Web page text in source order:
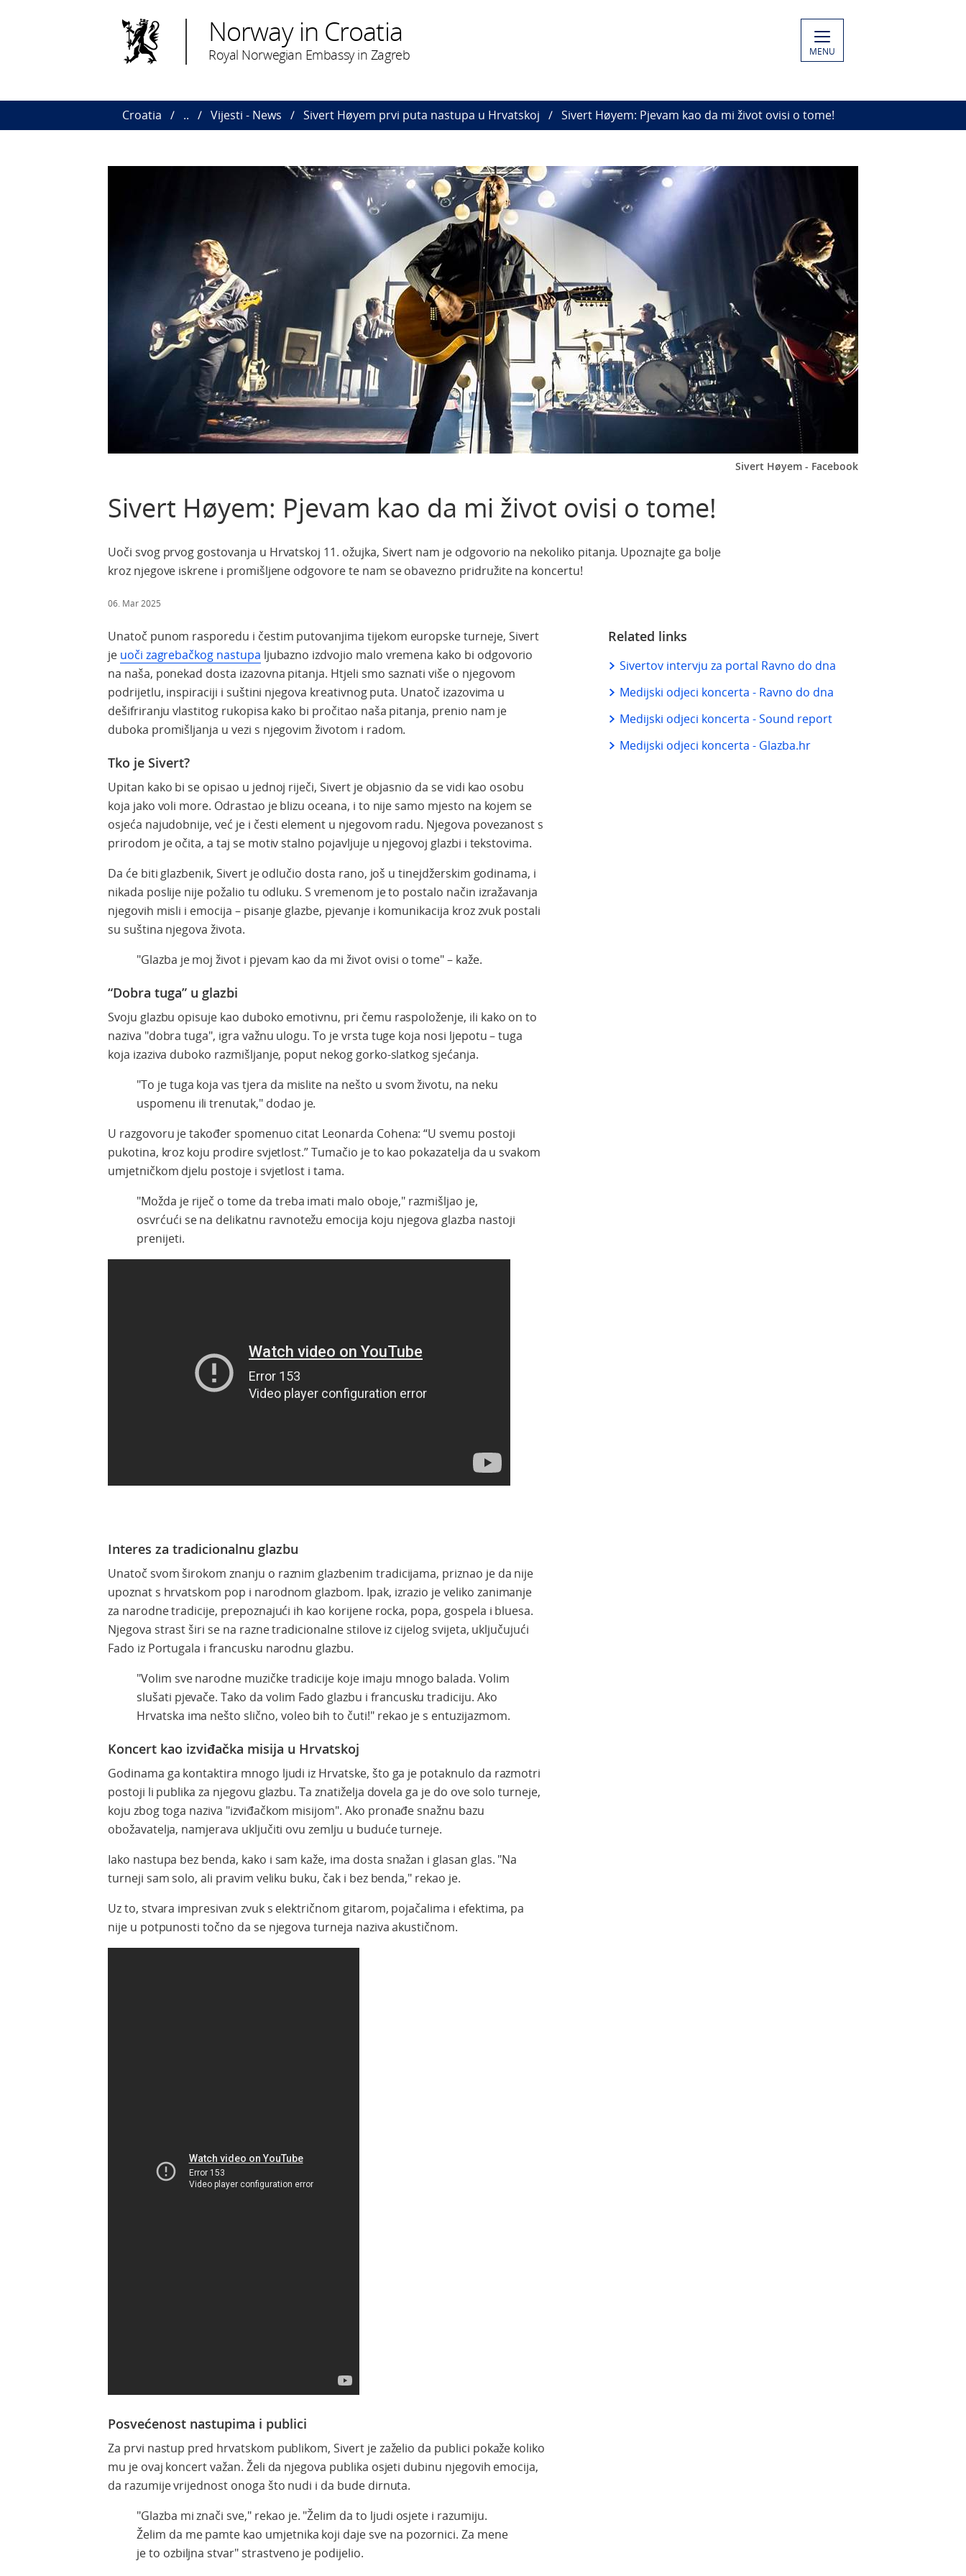
Norway in Croatia
Royal Norwegian Embassy in Zagreb MENU
Croatia .. Vijesti - News Sivert Høyem prvi puta nastupa u Hrvatskoj Sivert Høyem: Pjevam kao da mi život ovisi o tome!
Sivert Høyem - Facebook
Sivert Høyem: Pjevam kao da mi život ovisi o tome!
Uoči svog prvog gostovanja u Hrvatskoj 11. ožujka, Sivert nam je odgovorio na nekoliko pitanja. Upoznajte ga bolje
kroz njegove iskrene i promišljene odgovore te nam se obavezno pridružite na koncertu!
06. Mar 2025
Unatoč punom rasporedu i čestim putovanjima tijekom europske turneje, Sivert
je uoči zagrebačkog nastupa ljubazno izdvojio malo vremena kako bi odgovorio
na naša, ponekad dosta izazovna pitanja. Htjeli smo saznati više o njegovom
podrijetlu, inspiraciji i suštini njegova kreativnog puta. Unatoč izazovima u
dešifriranju vlastitog rukopisa kako bi pročitao naša pitanja, prenio nam je
duboka promišljanja u vezi s njegovim životom i radom.
Tko je Sivert?
Upitan kako bi se opisao u jednoj riječi, Sivert je objasnio da se vidi kao osobu
koja jako voli more. Odrastao je blizu oceana, i to nije samo mjesto na kojem se
osjeća najudobnije, već je i česti element u njegovom radu. Njegova povezanost s
prirodom je očita, a taj se motiv stalno pojavljuje u njegovoj glazbi i tekstovima.
Da će biti glazbenik, Sivert je odlučio dosta rano, još u tinejdžerskim godinama, i
nikada poslije nije požalio tu odluku. S vremenom je to postalo način izražavanja
njegovih misli i emocija – pisanje glazbe, pjevanje i komunikacija kroz zvuk postali
su suština njegova života.
"Glazba je moj život i pjevam kao da mi život ovisi o tome" – kaže.
“Dobra tuga” u glazbi
Svoju glazbu opisuje kao duboko emotivnu, pri čemu raspoloženje, ili kako on to
naziva "dobra tuga", igra važnu ulogu. To je vrsta tuge koja nosi ljepotu – tuga
koja izaziva duboko razmišljanje, poput nekog gorko-slatkog sjećanja.
"To je tuga koja vas tjera da mislite na nešto u svom životu, na neku
uspomenu ili trenutak," dodao je.
U razgovoru je također spomenuo citat Leonarda Cohena: “U svemu postoji
pukotina, kroz koju prodire svjetlost.” Tumačio je to kao pokazatelja da u svakom
umjetničkom djelu postoje i svjetlost i tama.
"Možda je riječ o tome da treba imati malo oboje," razmišljao je,
osvrćući se na delikatnu ravnotežu emocija koju njegova glazba nastoji
prenijeti.
Interes za tradicionalnu glazbu
Unatoč svom širokom znanju o raznim glazbenim tradicijama, priznao je da nije
upoznat s hrvatskom pop i narodnom glazbom. Ipak, izrazio je veliko zanimanje
za narodne tradicije, prepoznajući ih kao korijene rocka, popa, gospela i bluesa.
Njegova strast širi se na razne tradicionalne stilove iz cijelog svijeta, uključujući
Fado iz Portugala i francusku narodnu glazbu.
"Volim sve narodne muzičke tradicije koje imaju mnogo balada. Volim
slušati pjevače. Tako da volim Fado glazbu i francusku tradiciju. Ako
Hrvatska ima nešto slično, voleo bih to čuti!" rekao je s entuzijazmom.
Koncert kao izviđačka misija u Hrvatskoj
Godinama ga kontaktira mnogo ljudi iz Hrvatske, što ga je potaknulo da razmotri
postoji li publika za njegovu glazbu. Ta znatiželja dovela ga je do ove solo turneje,
koju zbog toga naziva "izviđačkom misijom". Ako pronađe snažnu bazu
obožavatelja, namjerava uključiti ovu zemlju u buduće turneje.
Iako nastupa bez benda, kako i sam kaže, ima dosta snažan i glasan glas. "Na
turneji sam solo, ali pravim veliku buku, čak i bez benda," rekao je.
Uz to, stvara impresivan zvuk s električnom gitarom, pojačalima i efektima, pa
nije u potpunosti točno da se njegova turneja naziva akustičnom.
Posvećenost nastupima i publici
Za prvi nastup pred hrvatskom publikom, Sivert je zaželio da publici pokaže koliko
mu je ovaj koncert važan. Želi da njegova publika osjeti dubinu njegovih emocija,
da razumije vrijednost onoga što nudi i da bude dirnuta.
"Glazba mi znači sve," rekao je. "Želim da to ljudi osjete i razumiju.
Želim da me pamte kao umjetnika koji daje sve na pozornici. Za mene
je to ozbiljna stvar" strastveno je podijelio.
Related links
Sivertov intervju za portal Ravno do dna
Medijski odjeci koncerta - Ravno do dna
Medijski odjeci koncerta - Sound report
Medijski odjeci koncerta - Glazba.hr